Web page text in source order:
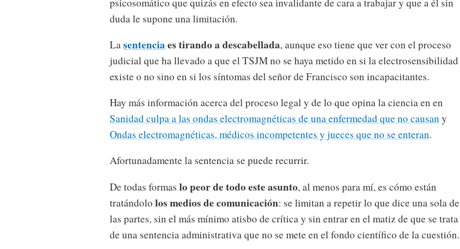
duda le supone una limitación.
Lasentencia es tirando a descabellada, aunque eso tiene que ver con el proceso
judicial que ha llevado a que el TSJM no se haya metido en si la electrosensibilidad
existe o no sino en si los síntomas del señor de Francisco son incapacitantes.
Hay más información acerca del proceso legal y de lo que opina la ciencia en en
Sanidad culpa a las ondas electromagnéticas de una enfermedad que no causany
Ondas electromagnéticas, médicos incompetentes y jueces que no se enteran.
Afortunadamente la sentencia se puede recurrir.
De todas formas lo peor de todo este asunto, al menos para mí, es cómo están
tratándolo los medios de comunicación: se limitan a repetir lo que dice una sola de
las partes, sin el más mínimo atisbo de crítica y sin entrar en el matiz de que se trata
de una sentencia administrativa que no se mete en el fondo científico de la cuestión.